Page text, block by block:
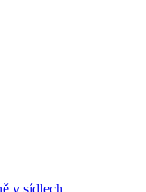
v sídlech